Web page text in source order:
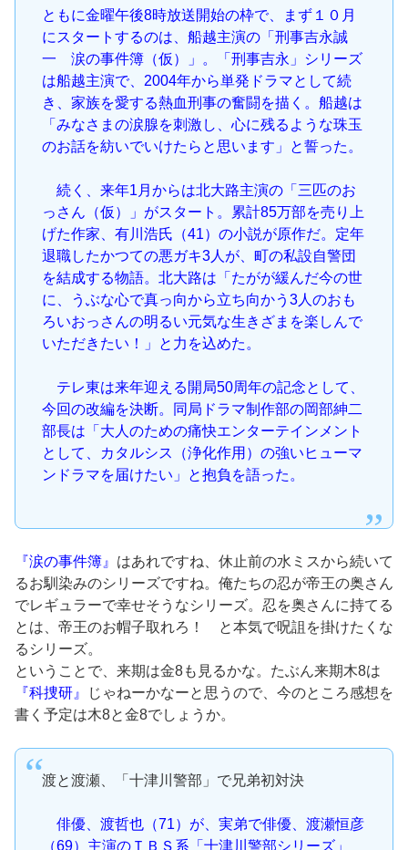
ともに金曜午後8時放送開始の枠で、まず１０月
にスタートするのは、船越主演の「刑事吉永誠
一 涙の事件簿（仮）」。「刑事吉永」シリーズ
は船越主演で、2004年から単発ドラマとして続
き、家族を愛する熱血刑事の奮闘を描く。船越は
「みなさまの涙腺を刺激し、心に残るような珠玉
のお話を紡いでいけたらと思います」と誓った。
続く、来年1月からは北大路主演の「三匹のお
っさん（仮）」がスタート。累計85万部を売り上
げた作家、有川浩氏（41）の小説が原作だ。定年
退職したかつての悪ガキ3人が、町の私設自警団
を結成する物語。北大路は「たがが緩んだ今の世
に、うぶな心で真っ向から立ち向かう3人のおも
ろいおっさんの明るい元気な生きざまを楽しんで
いただきたい！」と力を込めた。
テレ東は来年迎える開局50周年の記念として、
今回の改編を決断。同局ドラマ制作部の岡部紳二
部長は「大人のための痛快エンターテインメント
として、カタルシス（浄化作用）の強いヒューマ
ンドラマを届けたい」と抱負を語った。
『涙の事件簿』 はあれですね、休止前の水ミスから続いて
るお馴染みのシリーズですね。俺たちの忍が帝王の奥さん
でレギュラーで幸せそうなシリーズ。忍を奥さんに持てる
とは、帝王のお帽子取れろ！ と本気で呪詛を掛けたくな
るシリーズ。
ということで、来期は金8も見るかな。たぶん来期木8は
『科捜研』
じゃねーかなーと思うので、今のところ感想を
書く予定は木8と金8でしょうか。
渡と渡瀬、「十津川警部」で兄弟初対決
俳優、渡哲也（71）が、実弟で俳優、渡瀬恒彦
（69）主演のＴＢＳ系「十津川警部シリーズ」